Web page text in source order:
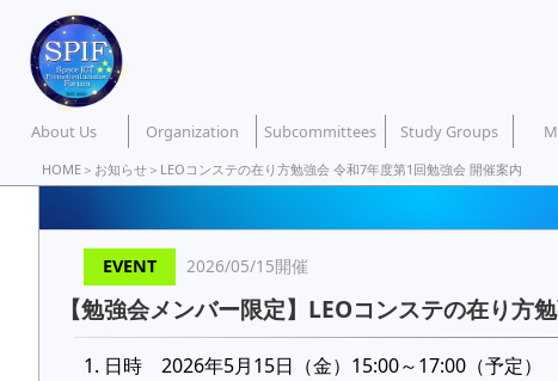
About Us Organization Subcommittees Study Groups
HOME ＞ お知らせ ＞LEOコンステの在り方勉強会 令和7年度第1回勉強会 開催案内
EVENT 2026/05/15開催
【勉強会メンバー限定】LEOコンステの在り方
1. 日時 2026年5月15日（金）15:00～17:00（予定）